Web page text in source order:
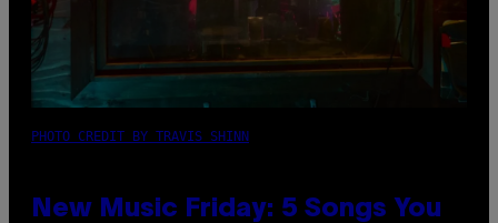
PHOTO CREDIT BY TRAVIS SHINN
New Music Friday: 5 Songs You